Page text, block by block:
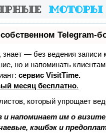
Telegram-
знает — без ведения записи
но и напоминать
сервис VisitTime.
месяц бесплатно.
который упрощает
напоминает им о
кэшбэк и